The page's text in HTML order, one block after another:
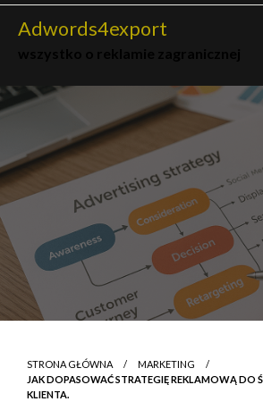
Skip
Adwords4export
STRONA GŁÓWNA
MARKETING
JAK DOPASOWAĆ STRATEGIĘ REKLAMOWĄ DO
KLIENTA.